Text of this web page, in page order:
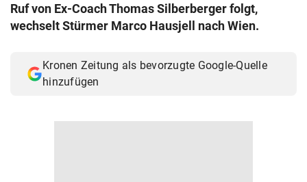
Ruf von Ex-Coach Thomas Silberberger folgt,
wechselt Stürmer Marco Hausjell nach Wien.
Kronen Zeitung als bevorzugte Google-Quelle
hinzufügen